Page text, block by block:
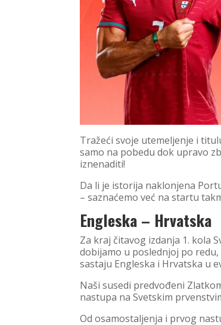
Tražeći svoje utemeljenje i
samo na pobedu dok upravo
iznenaditi!
Da li je istorija naklonjena
– saznaćemo već na startu
Engleska – Hrvatska
Za kraj čitavog izdanja 1. kola
dobijamo u poslednjoj po
sastaju Engleska i Hrvatska u
Naši susedi predvođeni
nastupa na Svetskim
Od osamostaljenja i prvog